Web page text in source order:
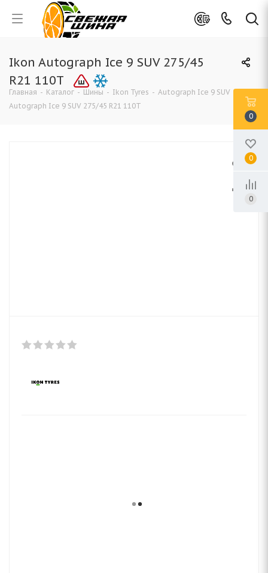
Ikon Autograph Ice 9 SUV 275/45
R21 110T
Главная - Каталог - Шины - Ikon Tyres - Autograph Ice 9 SUV -
Autograph Ice 9 SUV 275/45 R21 110T
0
0
0